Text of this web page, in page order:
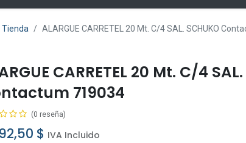
Tienda ALARGUE CARRETEL 20 Mt. C/4 SAL. SCHUKO
CARRETEL 20 Mt. C/4
719034
(0 reseña)
$ IVA Incluido